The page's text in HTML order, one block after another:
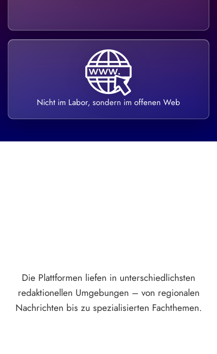
Nicht im Labor, sondern im offenen Web
Die Plattformen liefen in unterschiedlichsten
redaktionellen Umgebungen – von regionalen
Nachrichten bis zu spezialisierten Fachthemen.